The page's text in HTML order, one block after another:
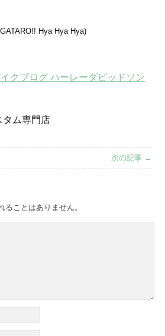
Hya Hya Hya)
タム専門店
次の記事 →
ることはありません。